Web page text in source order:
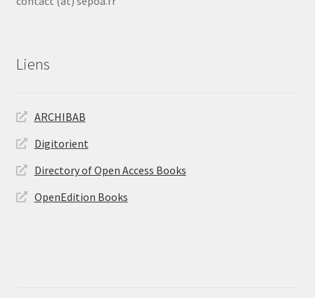
Liens
ARCHIBAB
Digitorient
Directory of Open Access Books
OpenEdition Books